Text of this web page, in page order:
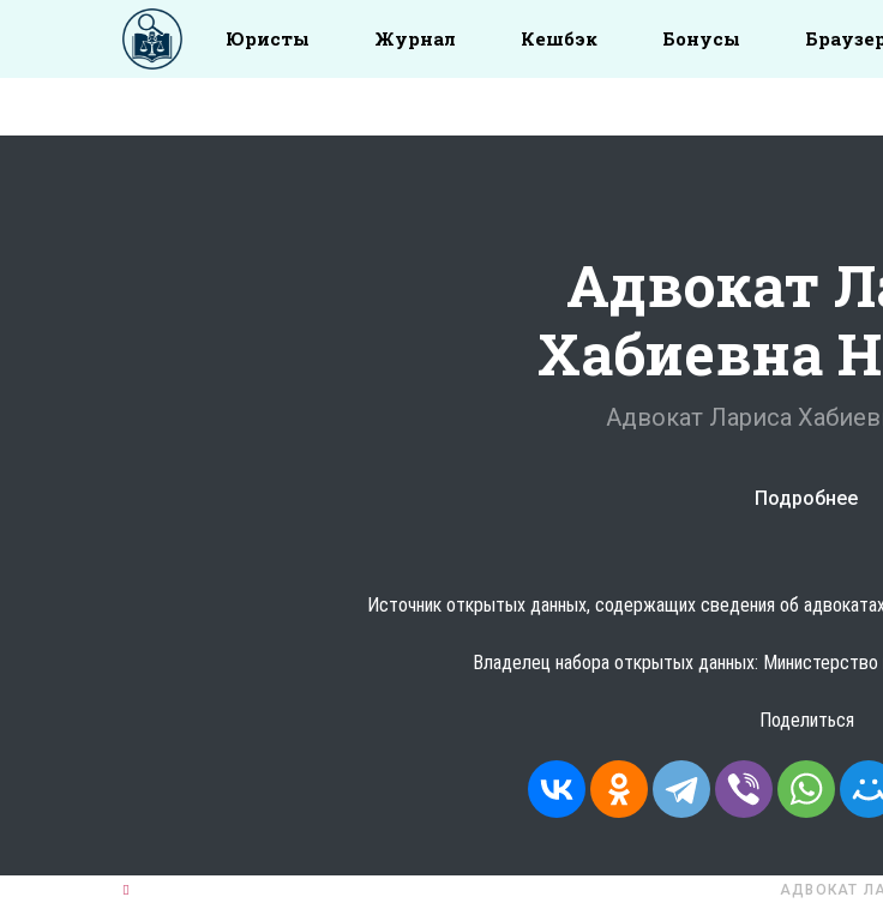
Юристы Журнал Кешбэк Бонусы
Адвокат
Хабиевна
Адвокат Лариса
Подробнее
Источник открытых данных, содержащих сведения об
Владелец набора открытых данных:
Поделиться
АДВОКАТ